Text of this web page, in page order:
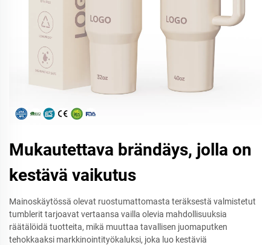
Mukautettava brändäys, jolla on
kestävä vaikutus
Mainoskäytössä olevat ruostumattomasta teräksestä valmistetut
tumblerit tarjoavat vertaansa vailla olevia mahdollisuuksia
räätälöidä tuotteita, mikä muuttaa tavallisen juomaputken
tehokkaaksi markkinointityökaluksi, joka luo kestäviä